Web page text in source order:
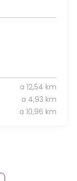
a 12,54 km
a 4,93 km
a 10,96 km